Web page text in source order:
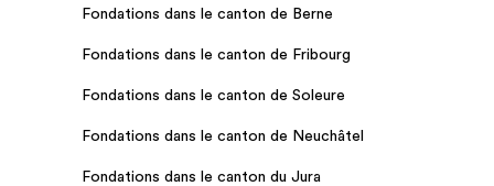
Fondations dans le canton de Berne
Fondations dans le canton de Fribourg
Fondations dans le canton de Soleure
Fondations dans le canton de Neuchâtel
Fondations dans le canton du Jura